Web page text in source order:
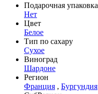
Подарочная упаковка
Нет
Цвет
Белое
Тип по сахару
Сухое
Виноград
Шардоне
Регион
Франция , Бургундия